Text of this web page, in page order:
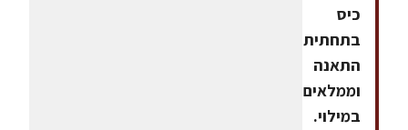
כיס
בתחתית
התאנה
וממלאים
במילוי.